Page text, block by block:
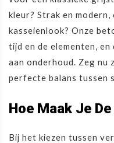
kleur? Strak en
kasseienlook? Onze
tijd en de elementen, en
aan onderhoud. Zeg nu
perfecte balans tussen
Hoe Maak Je
Bij het kiezen tussen